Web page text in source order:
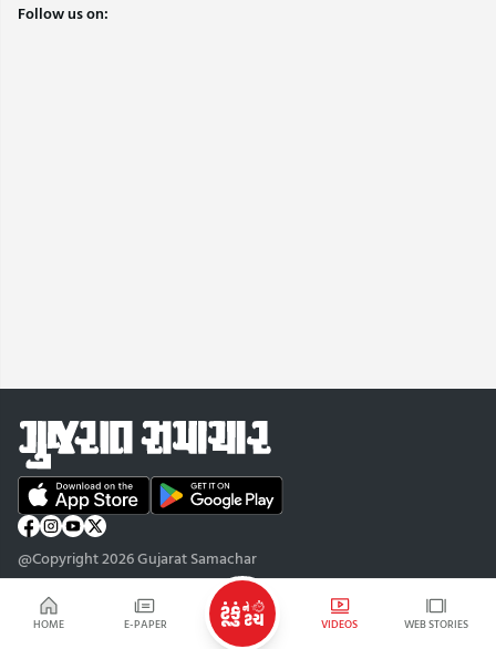
HOME E-PAPER VIDEOS WEB STORIES
Follow us on:
@Copyright 2026 Gujarat Samachar